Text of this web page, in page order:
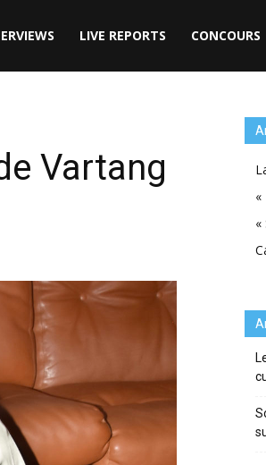
LIVE REPORTS CONCOURS
Vartang
«
«